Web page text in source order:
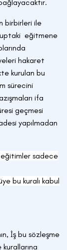
birbirleri ile
eğitmene
hakaret
kurulan bu
sürecini
ifa
geçmesi
yapılmadan
sadece
bu kuralı kabul
İş bu sözleşme